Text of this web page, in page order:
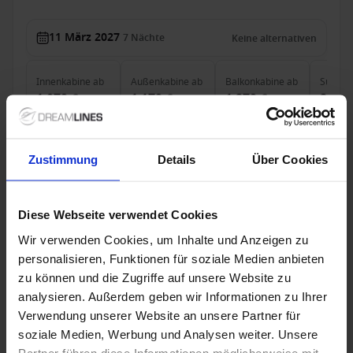
Zustimmung Details Über Cookies
Diese Webseite verwendet Cookies
Wir verwenden Cookies, um Inhalte und Anzeigen zu
personalisieren, Funktionen für soziale Medien anbieten
zu können und die Zugriffe auf unsere Website zu
analysieren. Außerdem geben wir Informationen zu Ihrer
Verwendung unserer Website an unsere Partner für
soziale Medien, Werbung und Analysen weiter. Unsere
11 März 2027 7 Nächte Keine alternativen
Innenkabine ab
1.079 €p. P.
Außenkabine ab
1.179 €p. P.
Balkonkabine ab
1.279 €p. P.
Suite
Kanarische Inseln ab Santa Cruz de Tenerife,
Spanien auf der Mein Schiff Relax
Ab / An Santa Cruz de Tenerife
Mein Schiff Relax
Alles Inklusive Trinkgelder
25 Dez. 2026 7 Nächte Keine alternativen